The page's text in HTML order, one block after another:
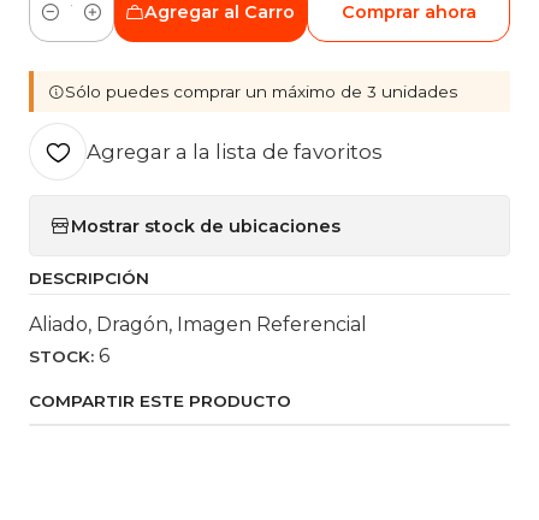
Cantidad
Agregar al Carro Comprar ahora
Sólo puedes comprar un máximo de 3 unidades
Agregar a la lista de favoritos
Mostrar stock de ubicaciones
DESCRIPCIÓN
Aliado, Dragón, Imagen Referencial
STOCK: 6
COMPARTIR ESTE PRODUCTO